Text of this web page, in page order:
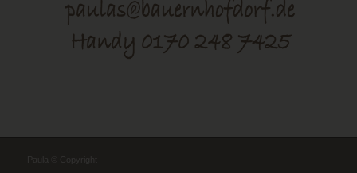
Paula © Copyright